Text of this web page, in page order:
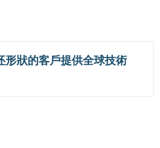
狀的客戶提供全球技術